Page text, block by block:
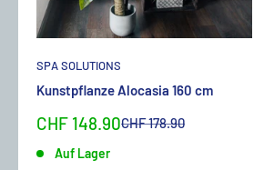
SPA SOLUTIONS
Kunstpflanze Alocasia 160 cm
Sonderpreis
CHF 148.90Normalpreis
CHF 178.90
Auf Lager